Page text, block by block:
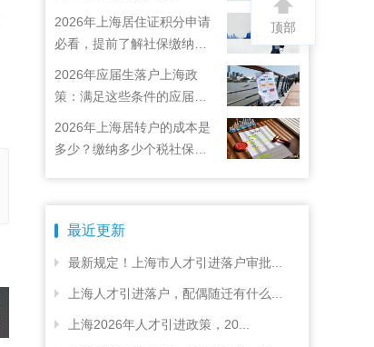
2026年上海居住证积分申请
必看，提前了解社保缴纳要
2026年应届生落户上海政
策：满足这些条件的应届生
就能落户上海啦！
2026年上海居转户的成本是
多少？缴纳多少个税社保才
最近更新
最新规定！上海市人才引进落户审批...
上海人才引进落户，配偶随迁有什么...
上海2026年人才引进政策，20...
顶部